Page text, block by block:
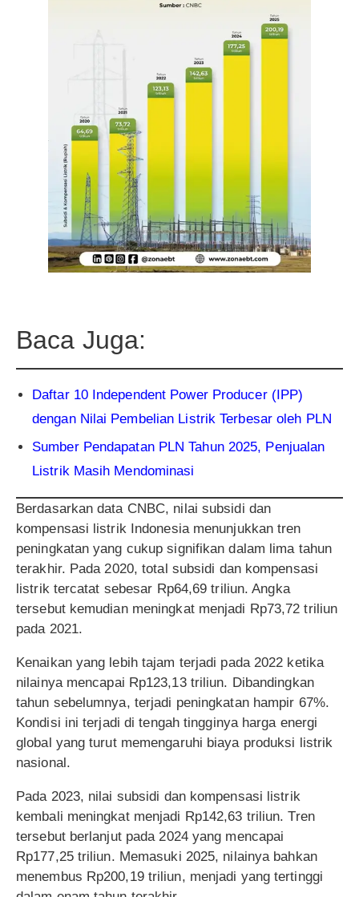
Baca Juga:
Daftar 10 Independent Power Producer (IPP)
dengan Nilai Pembelian Listrik Terbesar oleh PLN
Sumber Pendapatan PLN Tahun 2025, Penjualan
Listrik Masih Mendominasi
Berdasarkan data CNBC, nilai subsidi dan
kompensasi listrik Indonesia menunjukkan tren
peningkatan yang cukup signifikan dalam lima tahun
terakhir. Pada 2020, total subsidi dan kompensasi
listrik tercatat sebesar Rp64,69 triliun. Angka
tersebut kemudian meningkat menjadi Rp73,72 triliun
pada 2021.
Kenaikan yang lebih tajam terjadi pada 2022 ketika
nilainya mencapai Rp123,13 triliun. Dibandingkan
tahun sebelumnya, terjadi peningkatan hampir 67%.
Kondisi ini terjadi di tengah tingginya harga energi
global yang turut memengaruhi biaya produksi listrik
nasional.
Pada 2023, nilai subsidi dan kompensasi listrik
kembali meningkat menjadi Rp142,63 triliun. Tren
tersebut berlanjut pada 2024 yang mencapai
Rp177,25 triliun. Memasuki 2025, nilainya bahkan
menembus Rp200,19 triliun, menjadi yang tertinggi